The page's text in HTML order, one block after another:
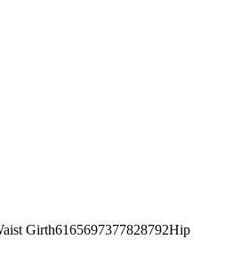
Girth6165697377828792Hip